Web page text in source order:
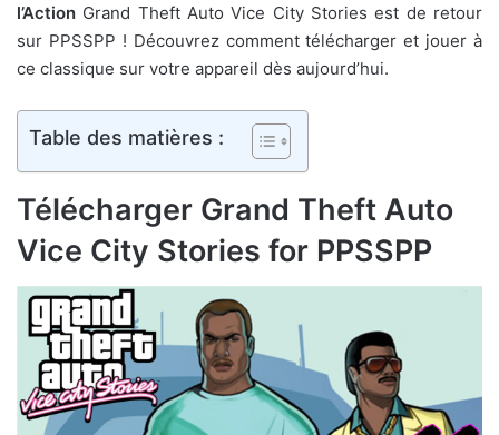
l’Action Grand Theft Auto Vice City Stories est de retour
sur PPSSPP ! Découvrez comment télécharger et jouer à
ce classique sur votre appareil dès aujourd’hui.
Table des matières :
Télécharger Grand Theft Auto
Vice City Stories for PPSSPP